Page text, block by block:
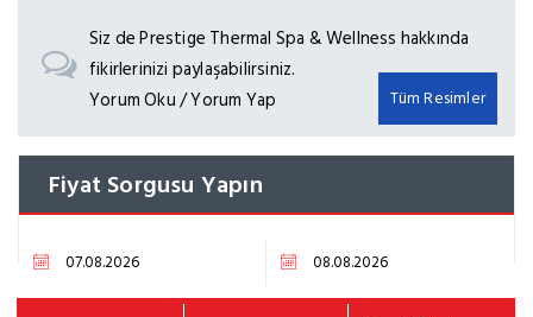
Siz de Prestige Thermal Spa & Wellness hakkında
fikirlerinizi paylaşabilirsiniz.
Yorum Oku / Yorum Yap
Tüm Resimler
Fiyat Sorgusu Yapın